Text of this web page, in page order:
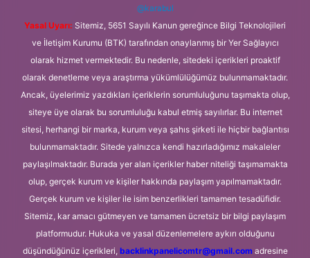
@karabul
Yasal Uyarı: Sitemiz, 5651 Sayılı Kanun gereğince Bilgi Teknolojileri
ve İletişim Kurumu (BTK) tarafından onaylanmış bir Yer Sağlayıcı
olarak hizmet vermektedir. Bu nedenle, sitedeki içerikleri proaktif
olarak denetleme veya araştırma yükümlülüğümüz bulunmamaktadır.
Ancak, üyelerimiz yazdıkları içeriklerin sorumluluğunu taşımakta olup,
siteye üye olarak bu sorumluluğu kabul etmiş sayılırlar. Bu internet
sitesi, herhangi bir marka, kurum veya şahıs şirketi ile hiçbir bağlantısı
bulunmamaktadır. Sitede yalnızca kendi hazırladığımız makaleler
paylaşılmaktadır. Burada yer alan içerikler haber niteliği taşımamakta
olup, gerçek kurum ve kişiler hakkında paylaşım yapılmamaktadır.
Gerçek kurum ve kişiler ile isim benzerlikleri tamamen tesadüfidir.
Sitemiz, kar amacı gütmeyen ve tamamen ücretsiz bir bilgi paylaşım
platformudur. Hukuka ve yasal düzenlemelere aykırı olduğunu
düşündüğünüz içerikleri, backlinkpanelicomtr@gmail.comadresine